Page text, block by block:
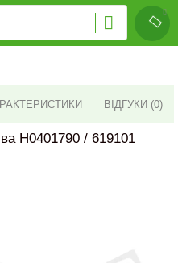
ВІДГУКИ (0)
H0401790 / 619101